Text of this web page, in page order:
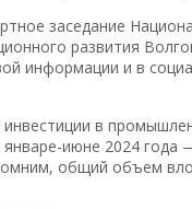
заседание
развития
информации и в
в
июне 2024
общий объем